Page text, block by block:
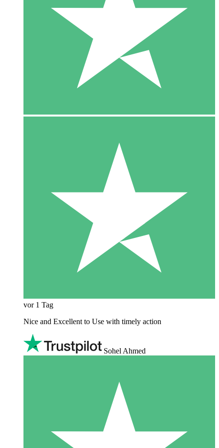
vor 1 Tag
Nice and Excellent to Use with timely action
Sohel Ahmed